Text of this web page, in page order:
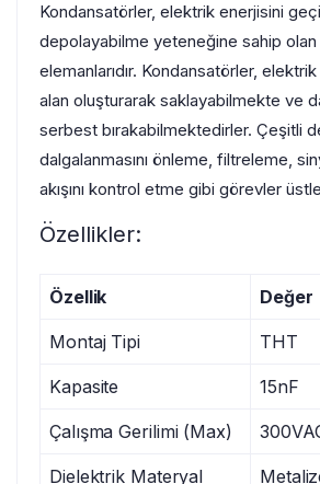
Kondansatörler, elektrik enerjisini
depolayabilme yeteneğine sahip
elemanlarıdır. Kondansatörler,
alan oluşturarak saklayabilmekte ve
serbest bırakabilmektedirler. Çeşitli
dalgalanmasını önleme, filtreleme,
akışını kontrol etme gibi görevler
Özellikler:
Özellik Değer
Montaj Tipi THT
Kapasite 15nF
Çalışma Gerilimi (Max)
Dielektrik Materyal